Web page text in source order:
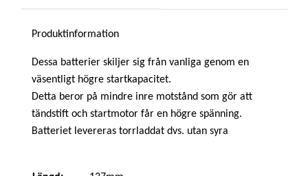
Produktinformation
Dessa batterier skiljer sig från vanliga genom en
väsentligt högre startkapacitet.
Detta beror på mindre inre motstånd som gör att
tändstift och startmotor får en högre spänning.
Batteriet levereras torrladdat dvs. utan syra